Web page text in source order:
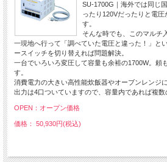
SU-1700G｜海外では同じ
ったり120Vだったりと電
す。
そんな時でも、このマルチ
一現地へ行って「調べていた電圧と違った！」と
ースイッチを切り替えれば問題解決。
一台でいろいろ変圧して容量も余裕の1700W。頼
す。
消費電力の大きい高性能炊飯器やオーブンレンジ
出力は4口ついていますので、容量内であれば複数
OPEN：オープン価格
価格： 50,930円(税込)